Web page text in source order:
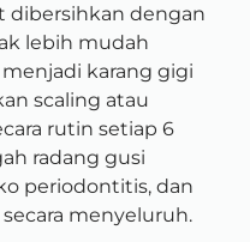
dibersihkan dengan
lebih mudah
karang gigi
scaling atau
rutin setiap 6
radang gusi
periodontitis, dan
menyeluruh.